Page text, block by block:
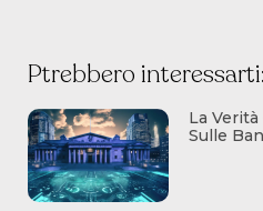
Ptrebbero interessarti:
La
Sulle